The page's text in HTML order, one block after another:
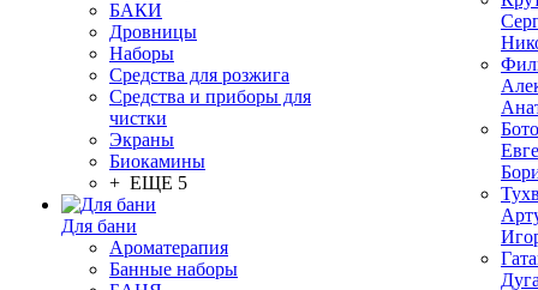
БАКИ
Дровницы
Наборы
Средства для розжига
Средства и приборы для
чистки
Экраны
Биокамины
+ ЕЩЕ 5
Для бани
Ароматерапия
Банные наборы